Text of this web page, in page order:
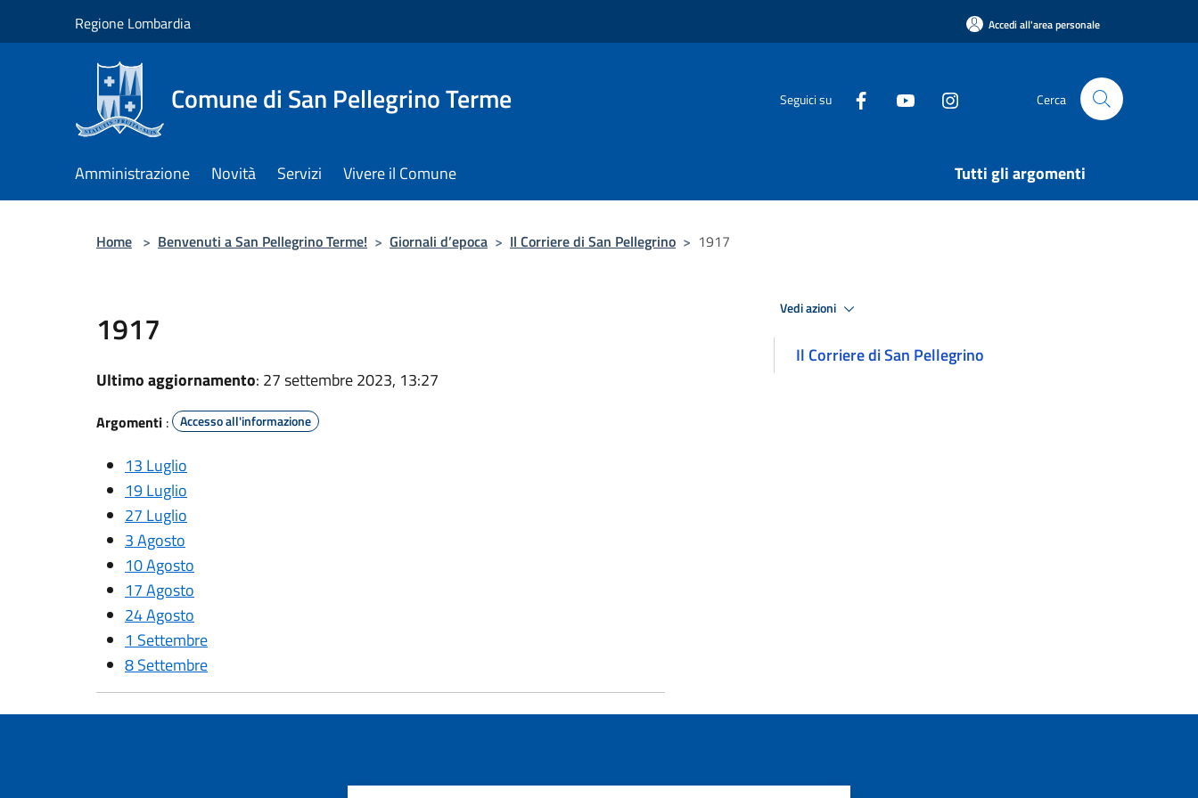
Regione Lombardia Accedi all'area personale
Comune di San Pellegrino Terme Seguici su Cerca
Amministrazione Novità Servizi Vivere il Comune Tutti gli argomenti
Home > Benvenuti a San Pellegrino Terme! > Giornali d’epoca > Il Corriere di San Pellegrino > 1917
1917
Ultimo aggiornamento: 27 settembre 2023, 13:27
Argomenti : Accesso all'informazione
13 Luglio
19 Luglio
27 Luglio
3 Agosto
10 Agosto
17 Agosto
24 Agosto
1 Settembre
8 Settembre
Vedi azioni
Il Corriere di San Pellegrino